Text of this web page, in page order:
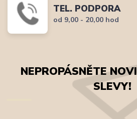
TEL. PODPORA
od 9,00 - 20,00 hod
NEPROPÁSNĚTE
SLEVY!